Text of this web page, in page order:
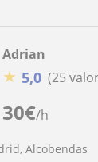
30€/h
Adrian
★ 5,0 (25
Alcobendas